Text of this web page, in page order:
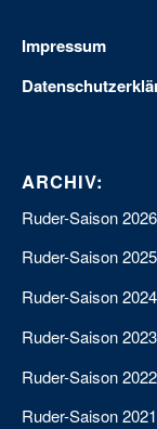
Impressum
ARCHIV:
Ruder-Saison 2026
Ruder-Saison 2025
Ruder-Saison 2024
Ruder-Saison 2023
Ruder-Saison 2022
Ruder-Saison 2021